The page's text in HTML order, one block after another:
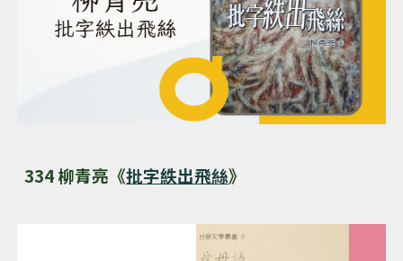
334 柳青亮《批字紩出飛絲》